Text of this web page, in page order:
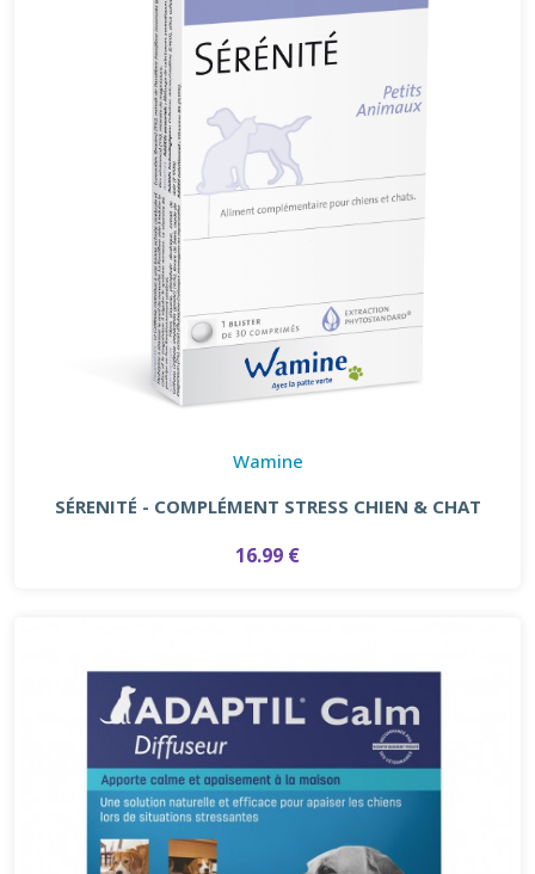
Wamine
SÉRENITÉ - COMPLÉMENT STRESS CHIEN & CHAT
16.99 €